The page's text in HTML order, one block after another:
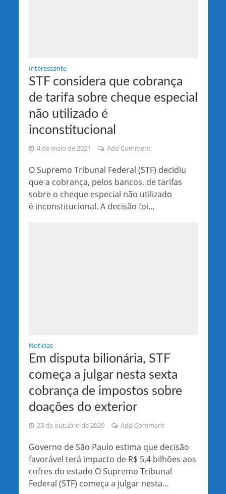
Interessante
STF considera que cobrança
de tarifa sobre cheque especial
não utilizado é
inconstitucional
4 de maio de 2021 Add Comment
O Supremo Tribunal Federal (STF) decidiu
que a cobrança, pelos bancos, de tarifas
sobre o cheque especial não utilizado
é inconstitucional. A decisão foi...
Noticias
Em disputa bilionária, STF
começa a julgar nesta sexta
cobrança de impostos sobre
doações do exterior
23 de outubro de 2020 Add Comment
Governo de São Paulo estima que decisão
favorável terá impacto de R$ 5,4 bilhões aos
cofres do estado O Supremo Tribunal
Federal (STF) começa a julgar nesta...